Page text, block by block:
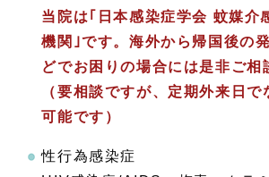
当院は｢日本感染症学会 蚊媒介
機関｣です。海外から帰国後の
どでお困りの場合には是非ご相
（要相談ですが、定期外来日で
可能です）
性行為感染症